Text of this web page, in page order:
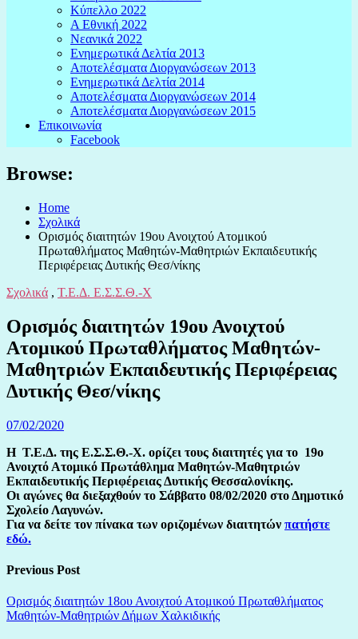
Κύπελλο 2022
Α Εθνική 2022
Νεανικά 2022
Ενημερωτικά Δελτία 2013
Αποτελέσματα Διοργανώσεων 2013
Ενημερωτικά Δελτία 2014
Αποτελέσματα Διοργανώσεων 2014
Αποτελέσματα Διοργανώσεων 2015
Επικοινωνία
Facebook
Browse:
Home
Σχολικά
Ορισμός διαιτητών 19oυ Ανοιχτού Ατομικού
Πρωταθλήματος Μαθητών-Μαθητριών Εκπαιδευτικής
Περιφέρειας Δυτικής Θεσ/νίκης
Σχολικά , Τ.Ε.Δ. Ε.Σ.Σ.Θ.-Χ
Ορισμός διαιτητών 19oυ Ανοιχτού
Ατομικού Πρωταθλήματος Μαθητών-
Μαθητριών Εκπαιδευτικής Περιφέρειας
Δυτικής Θεσ/νίκης
07/02/2020
Η Τ.Ε.Δ. της Ε.Σ.Σ.Θ.-Χ. ορίζει τους διαιτητές για το 19o
Ανοιχτό Ατομικό Πρωτάθλημα Μαθητών-Μαθητριών
Εκπαιδευτικής Περιφέρειας Δυτικής Θεσσαλονίκης.
Οι αγώνες θα διεξαχθούν το Σάββατο 08/02/2020 στο Δημοτικό
Σχολείο Λαγυνών.
Για να δείτε τον πίνακα των οριζομένων διαιτητών πατήστε
εδώ.
Previous Post
Ορισμός διαιτητών 18oυ Ανοιχτού Ατομικού Πρωταθλήματος
Μαθητών-Μαθητριών Δήμων Χαλκιδικής